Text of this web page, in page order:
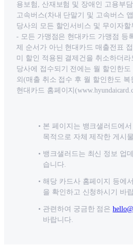
용보험, 산재보험 및 장애인 고용부
고속버스(차내 단말기 및 고속버스
당사의 모든 할인서비스 및 무이자
- 모든 가맹점은 현대카드 가맹점 등
제 순서가 아닌 현대카드 매출전표
미 할인 적용된 결제건을 취소하더
당사에 접수되기 전에는 월 할인한도
외(매출 취소 접수 후 월 할인한도
현대카드 홈페이지
본 페이지는 뱅크샐러드에
목적으로 자체 제작한 게시
뱅크샐러드는 최신 정보 업
습니다.
해당 카드사 홈페이지 등에
을 확인하고 신청하시기 바
관련하여 궁금한 점은
바랍니다.